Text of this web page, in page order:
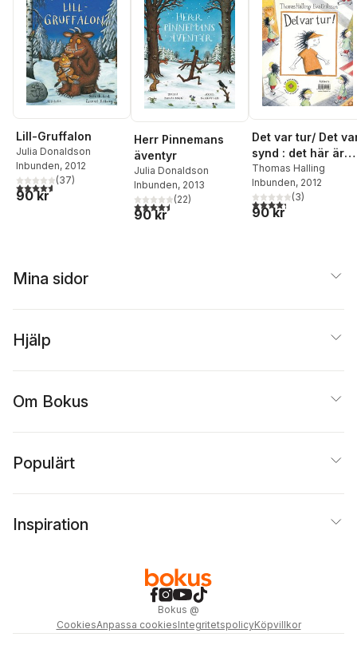
Lill-Gruffalon
Julia Donaldson
Inbunden, 2012
4,6utav 5 stjärnor. Totalt antal röster:
(37)
90 kr
Herr Pinnemans
äventyr
Julia Donaldson
Inbunden, 2013
4,5utav 5 stjärnor. Totalt antal röster:
(22)
90 kr
Det var tur/ Det
synd : det här är
historien om vad
som inte hände
Thomas Halling
Inbunden, 2012
4,3utav 5 stjärnor.
(3)
90 kr
Mina sidor
Hjälp
Om Bokus
Populärt
Inspiration
Bokus @
CookiesAnpassa cookiesIntegritetspolicyKöpvillkor